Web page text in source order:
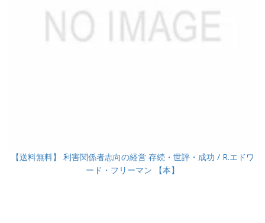
【送料無料】 利害関係者志向の経営 存続・世評・成功 / R.エドワ
ード・フリーマン 【本】